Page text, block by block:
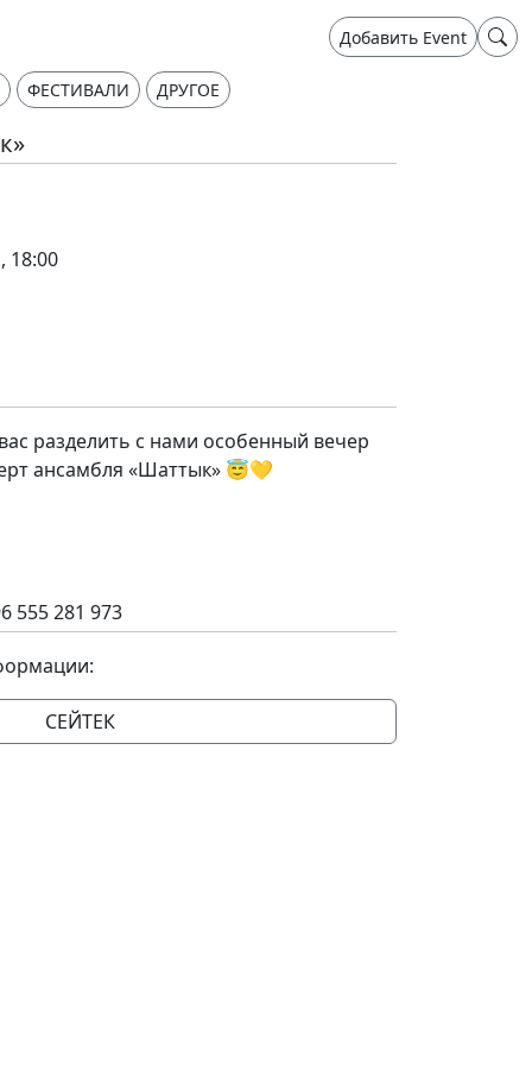
Добавить Event
ФЕСТИВАЛИ ДРУГОЕ
18:00
разделить с нами особенный вечер
ансамбля «Шаттык» 😇💛
555 281 973
СЕЙТЕК